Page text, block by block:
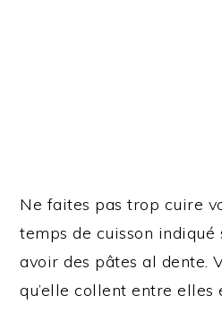
Ne faites pas trop cuire
temps de cuisson indiqué
avoir des pâtes al dente.
qu’elle collent entre elles